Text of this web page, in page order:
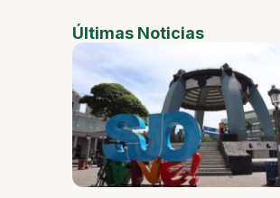
Últimas Noticias